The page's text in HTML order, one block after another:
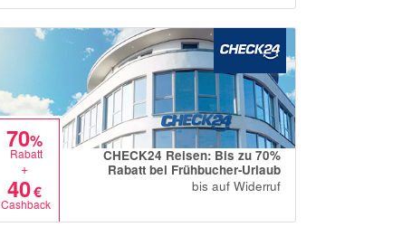
70%
Rabatt
+
40€
Cashback
CHECK24 Reisen: Bis zu 70%
Rabatt bei Frühbucher-Urlaub
bis auf Widerruf